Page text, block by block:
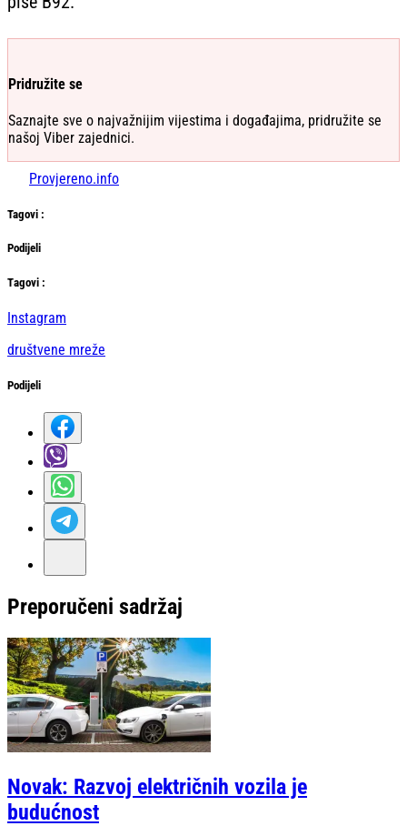
Pridružite se
Saznajte sve o najvažnijim vijestima i događajima, pridružite se
našoj Viber zajednici.
Provjereno.info
Tagovi :
Podijeli
Тagovi :
Instagram
društvene mreže
Podijeli
Preporučeni sadržaj
Novak: Razvoj električnih vozila je
budućnost